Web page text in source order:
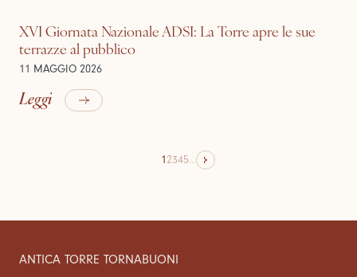
XVI Giornata Nazionale ADSI: La Torre apre le sue
terrazze al pubblico
11 MAGGIO 2026
Leggi
12345...
ANTICA TORRE TORNABUONI